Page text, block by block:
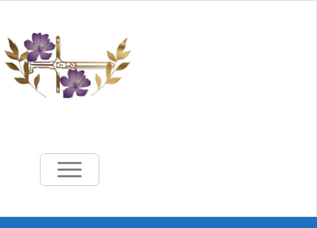
Saber
Cidadania e Dignidade Humana
TOGGLE NAVIGATION